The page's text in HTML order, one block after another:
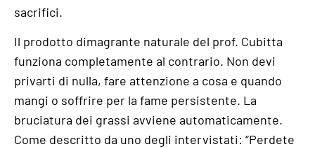
sacrifici.
Il prodotto dimagrante naturale del prof. Cubitta
funziona completamente al contrario. Non devi
privarti di nulla, fare attenzione a cosa e quando
mangi o soffrire per la fame persistente. La
bruciatura dei grassi avviene automaticamente.
Come descritto da uno degli intervistati: “Perdete